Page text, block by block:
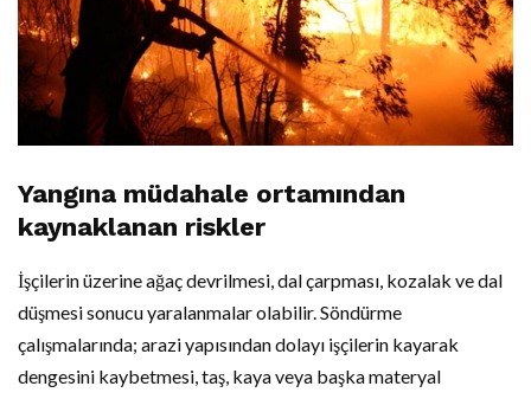
Yangına müdahale ortamından
kaynaklanan riskler
İşçilerin üzerine ağaç devrilmesi, dal çarpması, kozalak ve dal
düşmesi sonucu yaralanmalar olabilir. Söndürme
çalışmalarında; arazi yapısından dolayı işçilerin kayarak
dengesini kaybetmesi, taş, kaya veya başka materyal